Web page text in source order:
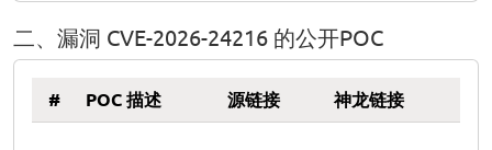
二、漏洞 CVE-2026-24216 的公开POC
# POC 描述 源链接 神龙链接